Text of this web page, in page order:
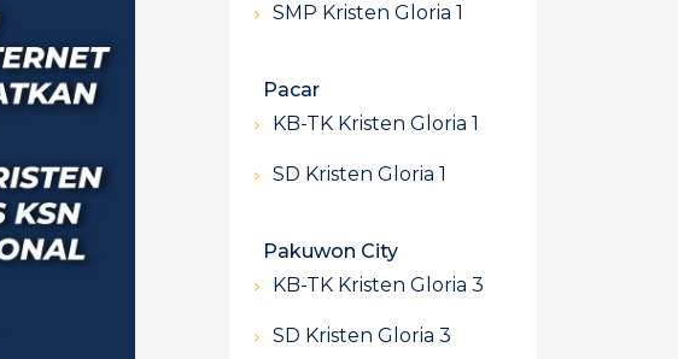
SMP Kristen Gloria 1
Pacar
KB-TK Kristen Gloria 1
SD Kristen Gloria 1
Pakuwon City
KB-TK Kristen Gloria 3
SD Kristen Gloria 3